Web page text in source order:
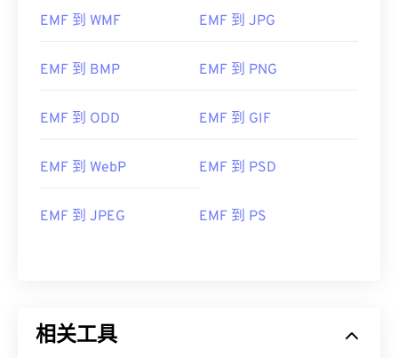
EMF 到 WMF EMF 到 JPG
EMF 到 BMP EMF 到 PNG
EMF 到 ODD EMF 到 GIF
EMF 到 WebP EMF 到 PSD
EMF 到 JPEG EMF 到 PS
相关工具